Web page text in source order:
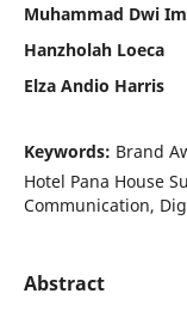
Muhammad Dwi
Hanzholah Loeca
Elza Andio Harris
Keywords: Brand
Hotel Pana House
Communication,
Abstract